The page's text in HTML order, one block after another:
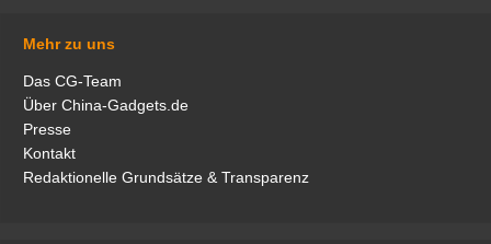
Mehr zu uns
Das CG-Team
Über China-Gadgets.de
Presse
Kontakt
Redaktionelle Grundsätze & Transparenz